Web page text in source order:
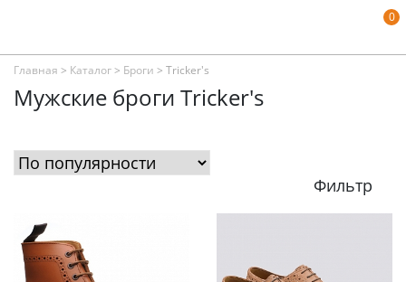
0
Главная > Каталог> Броги > Tricker's
Мужские броги Tricker's
Фильтр